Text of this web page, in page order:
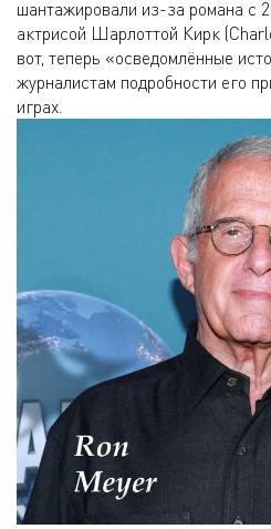
шантажировали из-за романа с
актрисой Шарлоттой Кирк
вот, теперь «осведомлённые
журналистам подробности его
играх.